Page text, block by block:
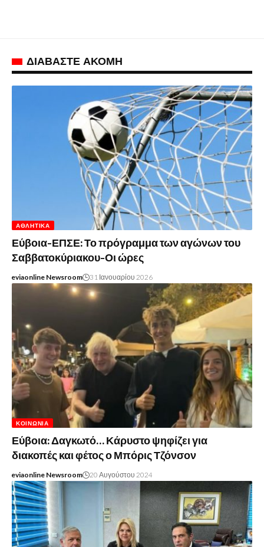
ΔΙΑΒΑΣΤΕ ΑΚΟΜΗ
ΑΘΛΗΤΙΚΆ
Εύβοια-ΕΠΣΕ: Το πρόγραμμα των αγώνων του
Σαββατοκύριακου-Οι ώρες
eviaonline Newsroom 31 Ιανουαρίου 2026
ΚΟΙΝΩΝΊΑ
Εύβοια: Δαγκωτό… Κάρυστο ψηφίζει για
διακοπές και φέτος ο Μπόρις Τζόνσον
eviaonline Newsroom 20 Αυγούστου 2024